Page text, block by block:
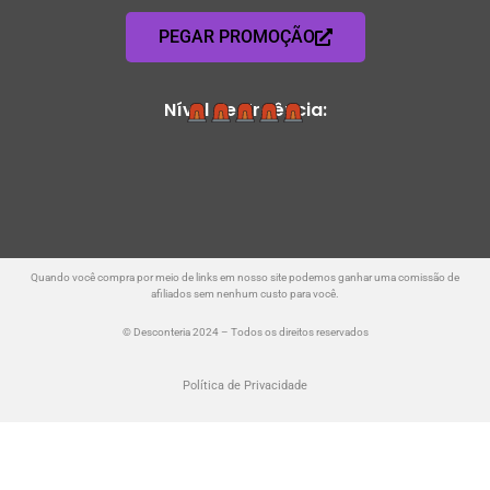
PEGAR PROMOÇÃO
Nível de Urgência:
Quando você compra por meio de links em nosso site podemos ganhar uma comissão de
afiliados sem nenhum custo para você.
© Desconteria 2024 – Todos os direitos reservados
Política de Privacidade